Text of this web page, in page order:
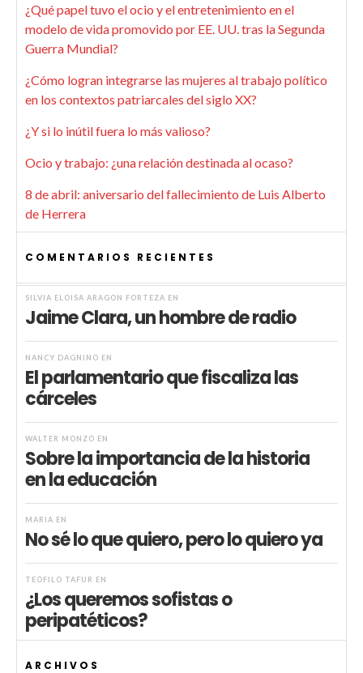
¿Qué papel tuvo el ocio y el entretenimiento en el
modelo de vida promovido por EE. UU. tras la Segunda
Guerra Mundial?
¿Cómo logran integrarse las mujeres al trabajo político
en los contextos patriarcales del siglo XX?
¿Y si lo inútil fuera lo más valioso?
Ocio y trabajo: ¿una relación destinada al ocaso?
8 de abril: aniversario del fallecimiento de Luis Alberto
de Herrera
COMENTARIOS RECIENTES
SILVIA ELOISA ARAGÓN FORTEZA EN
Jaime Clara, un hombre de radio
NANCY DAGNINO EN
El parlamentario que fiscaliza las
cárceles
WALTER MONZÓ EN
Sobre la importancia de la historia
en la educación
MARIA EN
No sé lo que quiero, pero lo quiero ya
TEÓFILO TAFUR EN
¿Los queremos sofistas o
peripatéticos?
ARCHIVOS